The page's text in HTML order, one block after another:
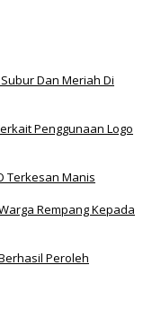
Dan Meriah Di
Penggunaan Logo
Terkesan Manis
Rempang Kepada
Peroleh